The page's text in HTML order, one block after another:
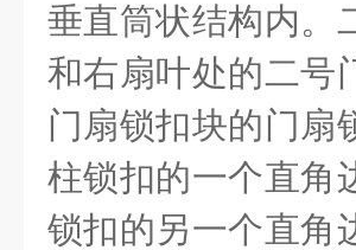
垂直筒状结构内。
和右扇叶处的二号
门扇锁扣块的门扇
柱锁扣的一个直角
锁扣的另一个直角